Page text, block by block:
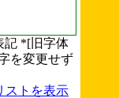
記 *[旧字体
を変更せず
ストを表示